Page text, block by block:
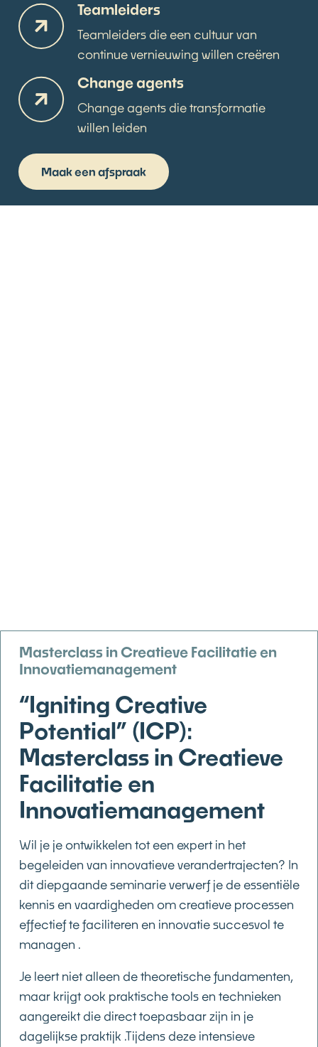
Teamleiders
Teamleiders die een cultuur van
continue vernieuwing willen creëren
Change agents
Change agents die transformatie
willen leiden
Maak een afspraak
Masterclass in Creatieve Facilitatie en
Innovatiemanagement
“Igniting Creative
Potential” (ICP):
Masterclass in Creatieve
Facilitatie en
Innovatiemanagement
Wil je je ontwikkelen tot een expert in het
begeleiden van innovatieve verandertrajecten? In
dit diepgaande seminarie verwerf je de essentiële
kennis en vaardigheden om creatieve processen
effectief te faciliteren en innovatie succesvol te
managen .
Je leert niet alleen de theoretische fundamenten,
maar krijgt ook praktische tools en technieken
aangereikt die direct toepasbaar zijn in je
dagelijkse praktijk .Tijdens deze intensieve